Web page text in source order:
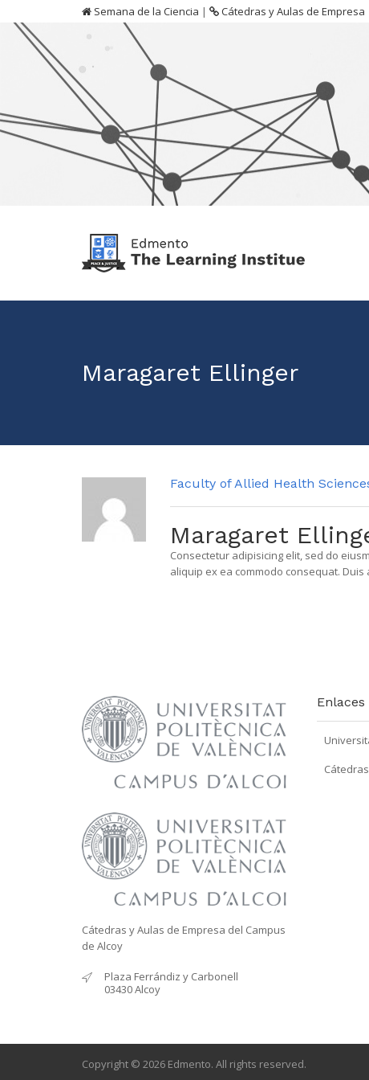
Semana de la Ciencia | Cátedras y Aulas de Empresa
Maragaret Ellinger
Faculty of Allied Health
Maragaret
Consectetur adipisicing elit, sed do
aliquip ex ea commodo consequat.
Cátedras y Aulas de Empresa del Campus
de Alcoy
Plaza Ferrándiz y Carbonell
03430 Alcoy
Copyright © 2026 Edmento. All rights reserved.